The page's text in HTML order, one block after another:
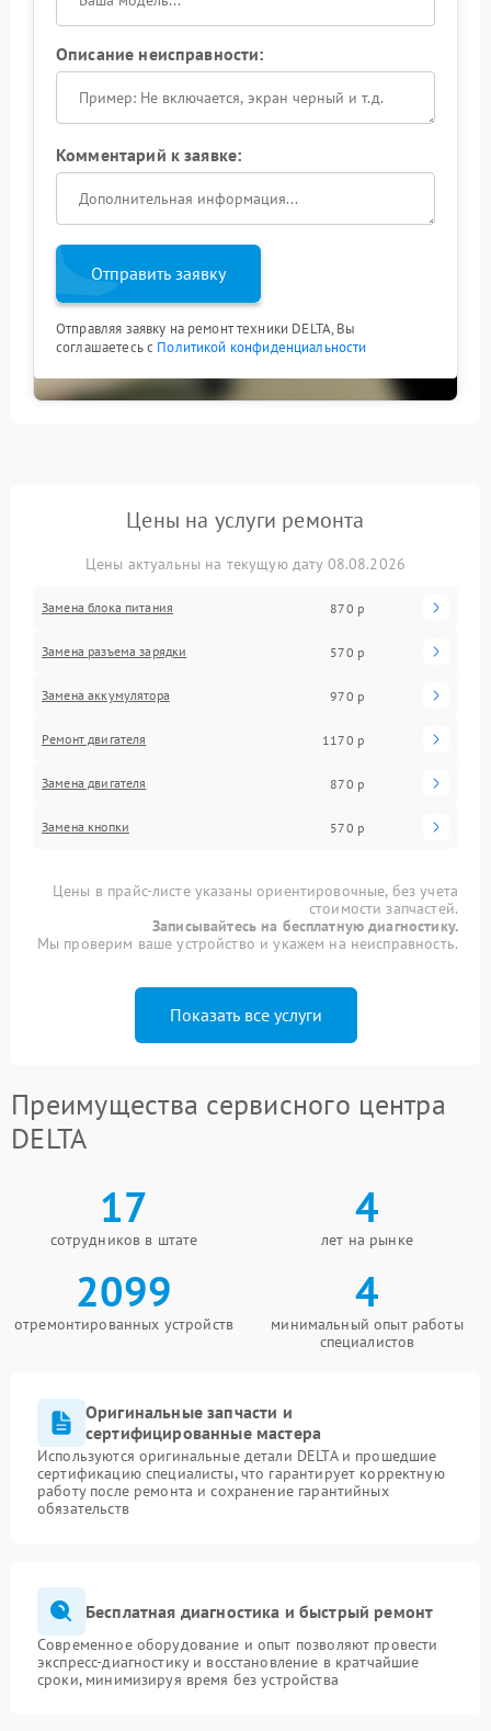
Описание неисправности:
Комментарий к заявке:
Отправить заявку
Отправляя заявку на ремонт техники DELTA, Вы
соглашаетесь с Политикой конфиденциальности
Цены на услуги ремонта
Цены актуальны на текущую дату 08.08.2026
Замена блока питания 870 р
Замена разъема зарядки 570 р
Замена аккумулятора 970 р
Ремонт двигателя 1170 р
Замена двигателя 870 р
Замена кнопки 570 р
Цены в прайс-листе указаны ориентировочные, без учета
стоимости запчастей.
Записывайтесь на бесплатную диагностику.
Мы проверим ваше устройство и укажем на неисправность.
Показать все услуги
Преимущества сервисного центра
DELTA
17
сотрудников в штате
4
лет на рынке
2099
отремонтированных устройств
4
минимальный опыт работы
специалистов
Оригинальные запчасти и
сертифицированные мастера
Используются оригинальные детали DELTA и прошедшие
сертификацию специалисты, что гарантирует корректную
работу после ремонта и сохранение гарантийных
обязательств
Бесплатная диагностика и быстрый ремонт
Современное оборудование и опыт позволяют провести
экспресс-диагностику и восстановление в кратчайшие
сроки, минимизируя время без устройства